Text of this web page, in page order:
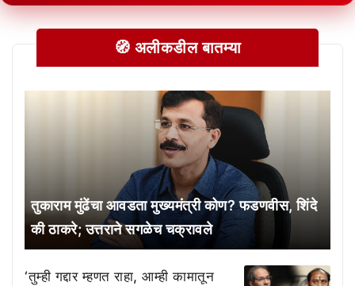
🧭 अलीकडील बातम्या
तुकाराम मुंढेंचा आवडता मुख्यमंत्री कोण? फडणवीस, शिंदे
की ठाकरे; उत्तराने सगळेच चक्रावले
‘तुम्ही गद्दार म्हणत राहा, आम्ही कामातून